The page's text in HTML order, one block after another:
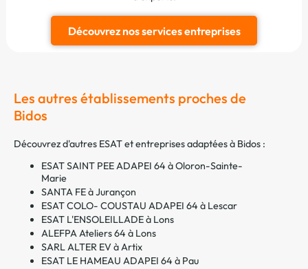
Découvrez nos services entreprises
Les autres établissements proches de
Bidos
Découvrez d'autres ESAT et entreprises adaptées à Bidos :
ESAT SAINT PEE ADAPEI 64 à Oloron-Sainte-
Marie
SANTA FE à Jurançon
ESAT COLO- COUSTAU ADAPEI 64 à Lescar
ESAT L'ENSOLEILLADE à Lons
ALEFPA Ateliers 64 à Lons
SARL ALTER EV à Artix
ESAT LE HAMEAU ADAPEI 64 à Pau